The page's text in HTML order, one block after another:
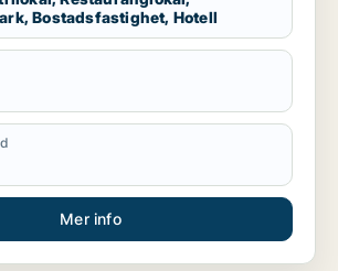
Bostadsfastighet, Hotell
Mer info